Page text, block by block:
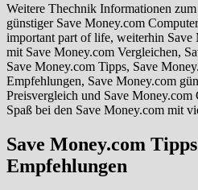
Weitere Thechnik Informationen
günstiger Save Money.com
important part of life, weiterhin Save
mit Save Money.com Vergleichen,
Save Money.com Tipps, Save
Empfehlungen, Save Money.com
Preisvergleich und Save
Spaß bei den Save Money.com mit
Save Money.com
Empfehlungen